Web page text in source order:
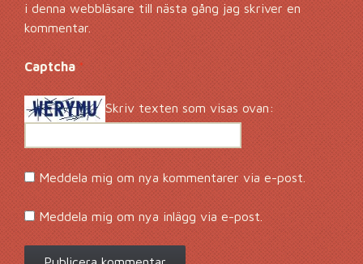
i denna webbläsare till nästa gång jag skriver en
kommentar.
Captcha*
Skriv texten som visas ovan:
Meddela mig om nya kommentarer via e-post.
Meddela mig om nya inlägg via e-post.